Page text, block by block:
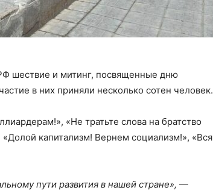
шествие и митинг, посвященные дню
в них приняли несколько сотен человек.
«Не тратьте слова на братство
«Долой капитализм! Вернем социализм!», «Вся
пути развития в нашей стране», —